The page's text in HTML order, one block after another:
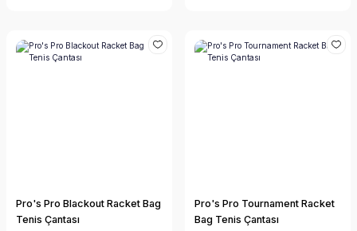
Pro's Pro Blackout Racket Bag
Tenis Çantası
Pro's Pro Tournament Racket
Bag Tenis Çantası